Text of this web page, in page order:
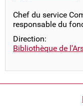
Chef du service
responsable du
Direction:
Bibliothèque de